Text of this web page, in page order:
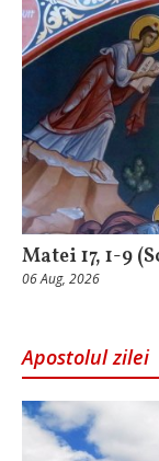
Matei 17, 1-9
06 Aug, 2026
Apostolul zilei